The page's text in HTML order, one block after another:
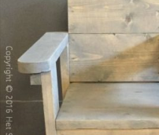
meerdere
variaties.
Deze
optie
kan